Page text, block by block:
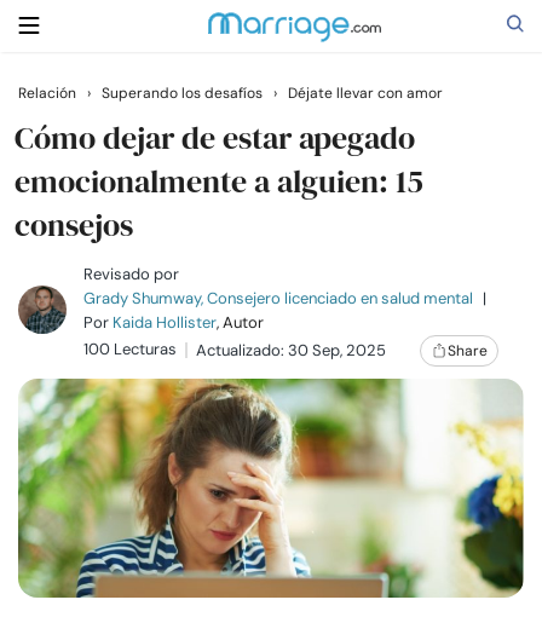
Buscar
Casarse
Relaciones
Familia
Ayuda
Cursos
Recursos
Relación › Superando los desafíos › Déjate llevar con amor
Cómo dejar de estar apegado
emocionalmente a alguien: 15
consejos
Revisado por
Grady Shumway, Consejero licenciado en salud mental |
Por Kaida Hollister, Autor
100 Lecturas
Actualizado: 30 Sep, 2025 Share